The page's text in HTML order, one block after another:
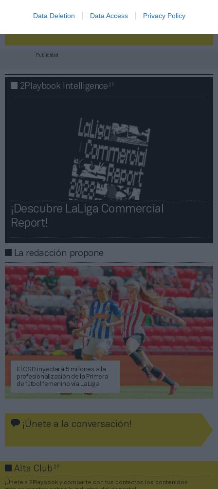
Data Deletion Data Access Privacy Policy
¡Haz click aquí y accede sin límites a contenidos
Publicidad
2Playbook Intelligence2P
¡Descubre LaLiga Commercial
Report!​​
La redacción propone
El CSD inyectará 5 millones a la
profesionalización de la Primera
de fútbol femenino vía LaLiga
¡Únete a la conversación!
Alta Club2P
¡Únete a 2Playbook y comparte con tus contactos los contenidos